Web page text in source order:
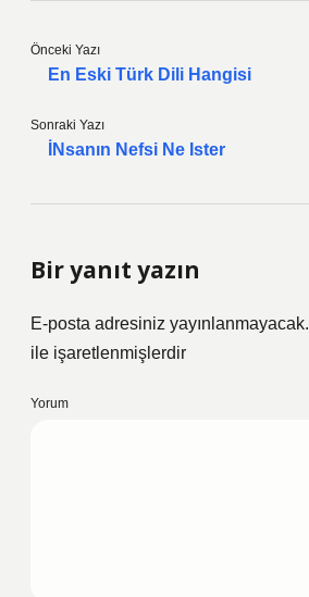
Önceki Yazı
En Eski Türk Dili Hangisi
Sonraki Yazı
İNsanın Nefsi Ne Ister
Bir yanıt yazın
E-posta adresiniz yayınlanmayacak.
ile işaretlenmişlerdir
Yorum